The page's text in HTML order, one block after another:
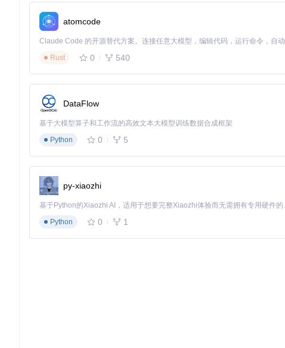
自动路径识别
程序启动后将扫描系统常见安装路径，在主界面显示检测到的通
选择目标程序
在检测结果列表中勾选需要安装防撤回功能的软件，支持同时处
模块三：执行补丁安装
确认目标程序无误后，点击"安装补丁"按钮。工具将自动备份原
验证安装结果
补丁完成后会显示"操作成功"提示，此时可正常启动通讯软件。
进阶使用技巧
atomcode
Rust
0 540
DataFlow
基于大模型算子和工作流的高效文本大模型训练数据合成框架
Python
0 5
py-xiaozhi
基于Python
Python
0 1